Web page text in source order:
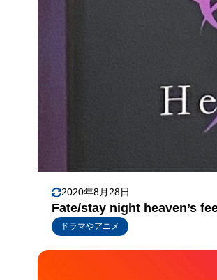
2020年8月28日
Fate/stay night heaven’s
ドラマやアニメ